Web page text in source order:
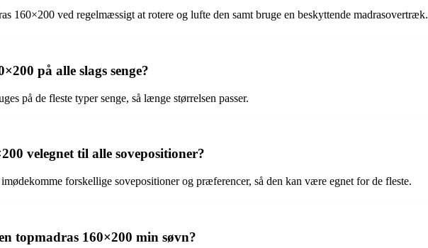
160×200 ved regelmæssigt at rotere og lufte den samt bruge en beskyttende madrasovertræk.
på alle slags senge?
på de fleste typer senge, så længe størrelsen passer.
velegnet til alle sovepositioner?
forskellige sovepositioner og præferencer, så den kan være egnet for de fleste.
topmadras 160×200 min søvn?